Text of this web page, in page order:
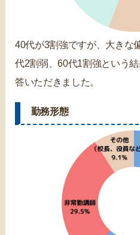
40代が3割強ですが、大きな
代2割弱、60代1割強という結
答いただきました。
勤務形態